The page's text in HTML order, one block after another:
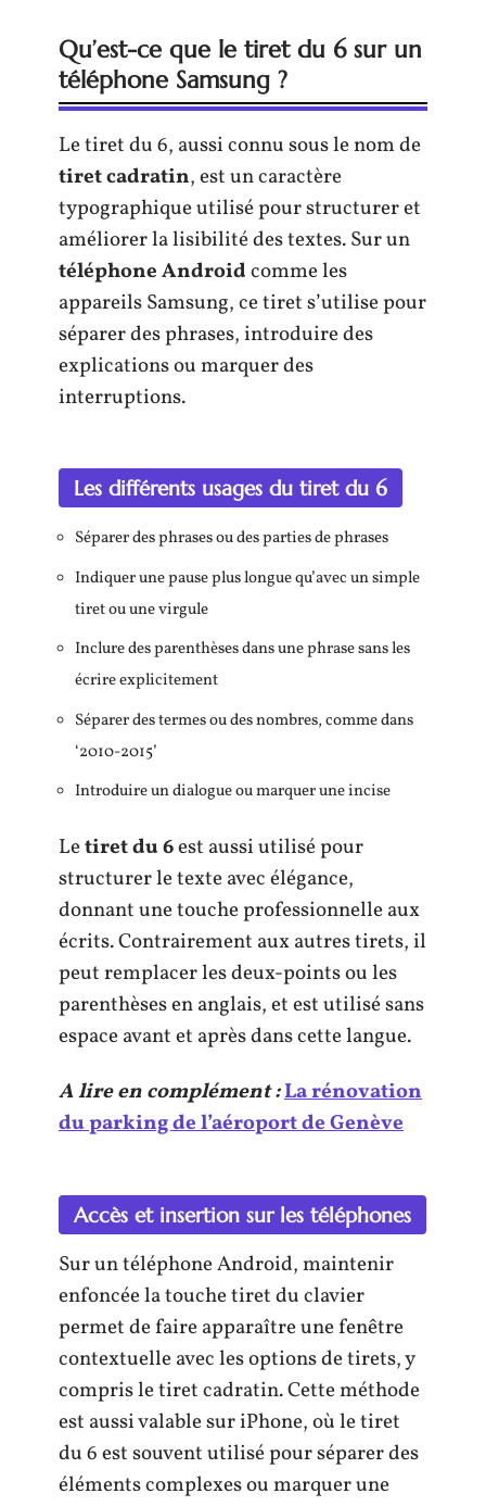
Qu’est-ce que le tiret du 6 sur un
téléphone Samsung ?
Le tiret du 6, aussi connu sous le nom de
tiret cadratin, est un caractère
typographique utilisé pour structurer et
améliorer la lisibilité des textes. Sur un
téléphone Androidcomme les
appareils Samsung, ce tiret s’utilise pour
séparer des phrases, introduire des
explications ou marquer des
interruptions.
Les différents usages du tiret du 6
Séparer des phrases ou des parties de phrases
Indiquer une pause plus longue qu’avec un simple
tiret ou une virgule
Inclure des parenthèses dans une phrase sans les
écrire explicitement
Séparer des termes ou des nombres, comme dans
‘2010-2015’
Introduire un dialogue ou marquer une incise
Letiret du 6est aussi utilisé pour
structurer le texte avec élégance,
donnant une touche professionnelle aux
écrits. Contrairement aux autres tirets, il
peut remplacer les deux-points ou les
parenthèses en anglais, et est utilisé sans
espace avant et après dans cette langue.
A lire en complément :La rénovation
du parking de l’aéroport de Genève
Accès et insertion sur les téléphones
Sur un téléphone Android, maintenir
enfoncée la touche tiret du clavier
permet de faire apparaître une fenêtre
contextuelle avec les options de tirets, y
compris le tiret cadratin. Cette méthode
est aussi valable sur iPhone, où le tiret
du 6 est souvent utilisé pour séparer des
éléments complexes ou marquer une